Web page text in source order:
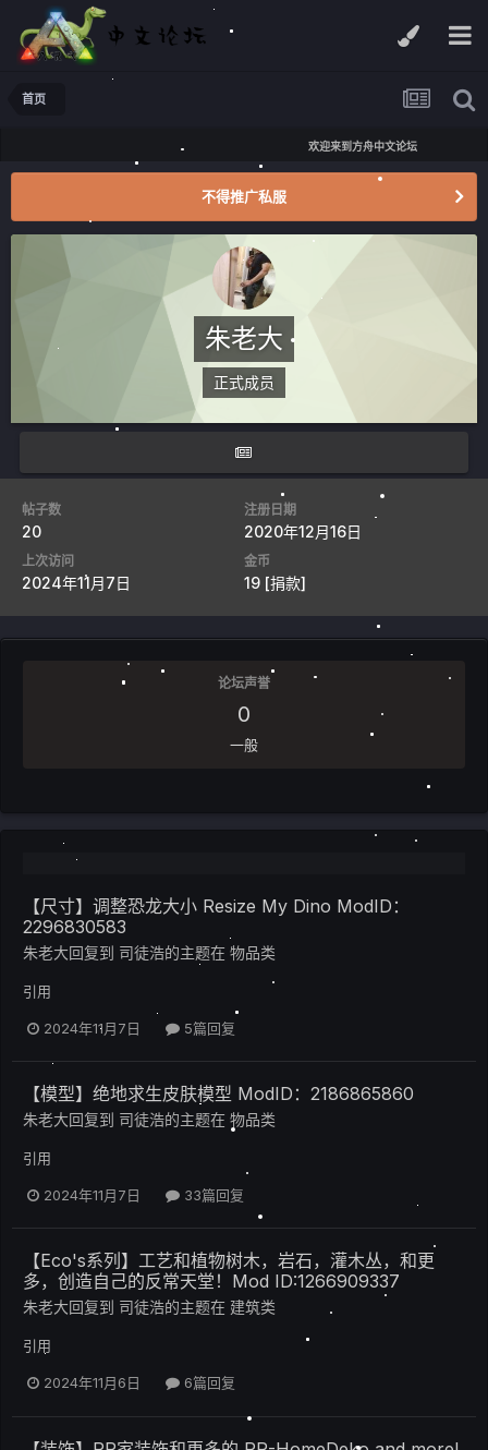
首页
欢迎来到方舟中文论坛
不得推广私服
朱老大
正式成员
帖子数
20
注册日期
2020年12月16日
上次访问
2024年11月7日
金币
19 [捐款]
论坛声誉
0
一般
【尺寸】调整恐龙大小 Resize My Dino ModID：
2296830583
朱老大回复到 司徒浩的主题在 物品类
引用
2024年11月7日 5篇回复
【模型】绝地求生皮肤模型 ModID：2186865860
朱老大回复到 司徒浩的主题在 物品类
引用
2024年11月7日 33篇回复
【Eco's系列】工艺和植物树木，岩石，灌木丛，和更
多，创造自己的反常天堂！Mod ID:1266909337
朱老大回复到 司徒浩的主题在 建筑类
引用
2024年11月6日 6篇回复